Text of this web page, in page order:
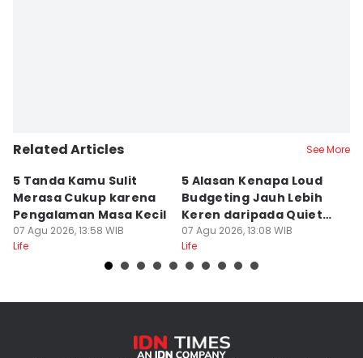
Related Articles See More
5 Tanda Kamu Sulit
Merasa Cukup karena
Pengalaman Masa Kecil
07 Agu 2026, 13:58 WIB
Life
5 Alasan Kenapa Loud
Budgeting Jauh Lebih
Keren daripada Quiet
Luxury
07 Agu 2026, 13:08 WIB
Life